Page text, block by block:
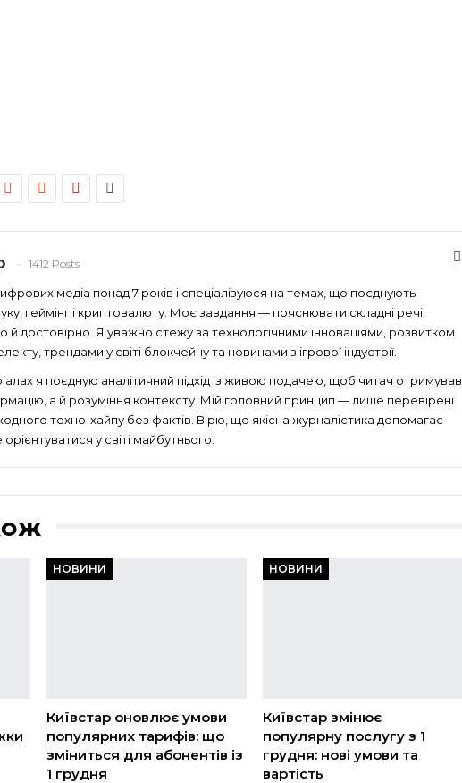
1412 Posts
медіа понад 7 років і спеціалізуюся на темах, що поєднують
геймінг і криптовалюту. Моє завдання — пояснювати складні речі
й достовірно. Я уважно стежу за технологічними інноваціями, розвитком
трендами у світі блокчейну та новинами з ігрової індустрії.
я поєдную аналітичний підхід із живою подачею, щоб читач отримував
а й розуміння контексту. Мій головний принцип — лише перевірені
техно-хайпу без фактів. Вірю, що якісна журналістика допомагає
у світі майбутнього.
НОВИНИ
Київстар оновлює умови
популярних тарифів: що
зміниться для абонентів із
1 грудня
НОВИНИ
Київстар змінює
популярну послугу з 1
грудня: нові умови та
вартість